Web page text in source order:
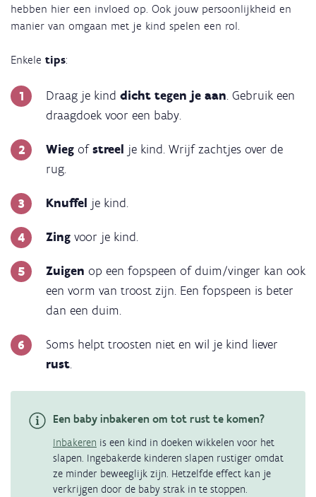
hebben hier een invloed op. Ook jouw persoonlijkheid en
manier van omgaan met je kind spelen een rol.
Enkele tips:
Draag je kind dicht tegen je aan. Gebruik een
draagdoek voor een baby.
Wieg ofstreel je kind. Wrijf zachtjes over de
rug.
Knuffel je kind.
Zing voor je kind.
Zuigen op een fopspeen of duim/vinger kan ook
een vorm van troost zijn. Een fopspeen is beter
dan een duim.
Soms helpt troosten niet en wil je kind liever
rust.
Een baby inbakeren om tot rust te komen?
Inbakeren is een kind in doeken wikkelen voor het
slapen. Ingebakerde kinderen slapen rustiger omdat
ze minder beweeglijk zijn. Hetzelfde effect kan je
verkrijgen door de baby strak in te stoppen.